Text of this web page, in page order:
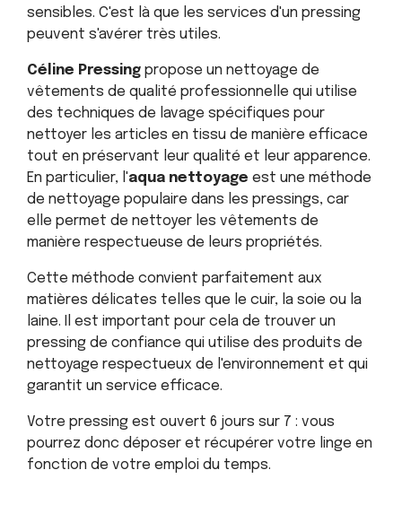
sensibles. C'est là que les services d'un pressing
peuvent s'avérer très utiles.
Céline Pressingpropose un nettoyage de
vêtements de qualité professionnelle qui utilise
des techniques de lavage spécifiques pour
nettoyer les articles en tissu de manière efficace
tout en préservant leur qualité et leur apparence.
En particulier, l'aqua nettoyage est une méthode
de nettoyage populaire dans les pressings, car
elle permet de nettoyer les vêtements de
manière respectueuse de leurs propriétés.
Cette méthode convient parfaitement aux
matières délicates telles que le cuir, la soie ou la
laine. Il est important pour cela de trouver un
pressing de confiance qui utilise des produits de
nettoyage respectueux de l'environnement et qui
garantit un service efficace.
Votre pressing est ouvert 6 jours sur 7 : vous
pourrez donc déposer et récupérer votre linge en
fonction de votre emploi du temps.